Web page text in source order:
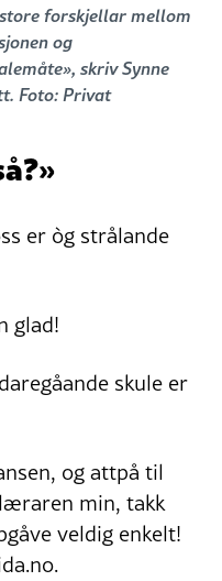
forskjellar mellom
og
skriv Synne
Foto: Privat
er òg strålande
glad!
skule er
og attpå til
min, takk
veldig enkelt!